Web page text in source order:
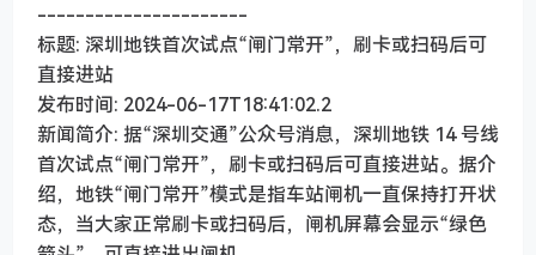
----------------------
标题: 深圳地铁首次试点“闸门常开”，刷卡或扫码后可
直接进站
发布时间: 2024-06-17T18:41:02.2
新闻简介: 据“深圳交通”公众号消息，深圳地铁 14 号线
首次试点“闸门常开”，刷卡或扫码后可直接进站。据介
绍，地铁“闸门常开”模式是指车站闸机一直保持打开状
态，当大家正常刷卡或扫码后，闸机屏幕会显示“绿色